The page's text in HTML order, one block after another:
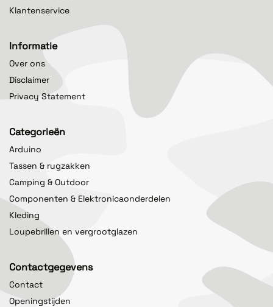
Klantenservice
Informatie
Over ons
Disclaimer
Privacy Statement
Categorieën
Arduino
Tassen & rugzakken
Camping & Outdoor
Componenten & Elektronicaonderdelen
Kleding
Loupebrillen en vergrootglazen
Contactgegevens
Contact
Openingstijden